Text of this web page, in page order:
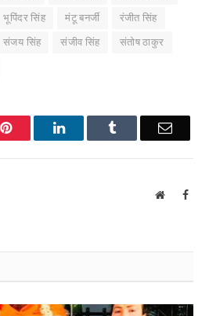
भूपिंदर सिंह मंटू बनर्जी रंजीत सिंह
संजय सिंह संजीव सिंह संतोष ठाकुर
Pinterest LinkedInTumblr Email
Website